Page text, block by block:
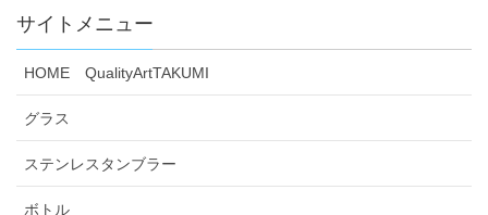
サイトメニュー
HOME QualityArtTAKUMI
グラス
ステンレスタンブラー
ボトル